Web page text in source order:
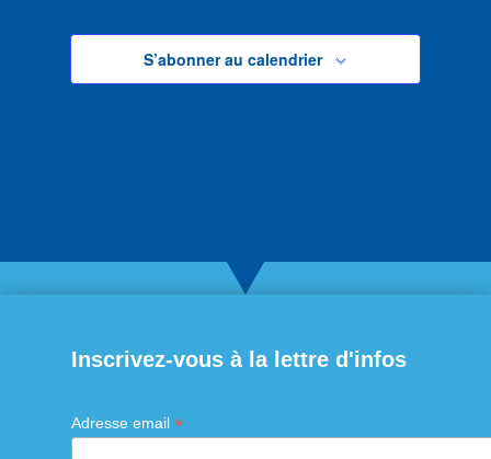
S’abonner au calendrier
Inscrivez-vous à la lettre d'infos
Adresse email *